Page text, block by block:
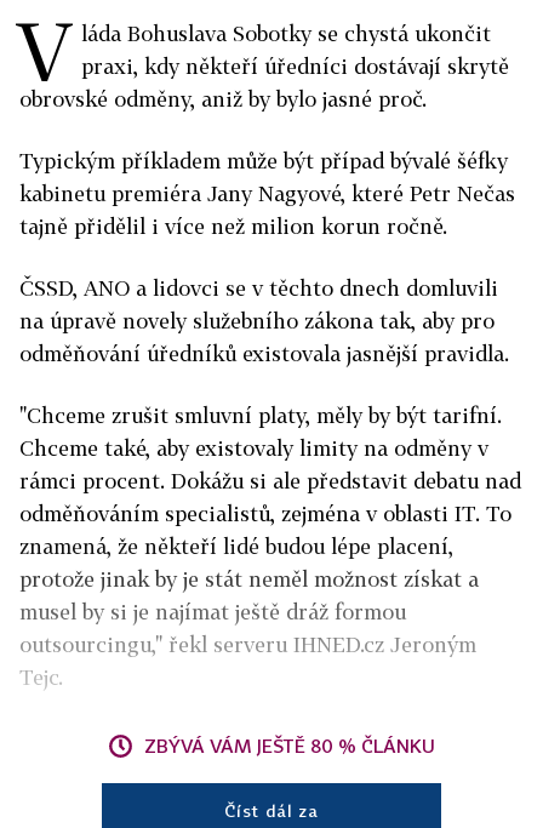
V láda Bohuslava Sobotky se chystá ukončit
praxi, kdy někteří úředníci dostávají skrytě
obrovské odměny, aniž by bylo jasné proč.
Typickým příkladem může být případ bývalé šéfky
kabinetu premiéra Jany Nagyové, které Petr Nečas
tajně přidělil i více než milion korun ročně.
ČSSD, ANO a lidovci se v těchto dnech domluvili
na úpravě novely služebního zákona tak, aby pro
odměňování úředníků existovala jasnější pravidla.
"Chceme zrušit smluvní platy, měly by být tarifní.
Chceme také, aby existovaly limity na odměny v
rámci procent. Dokážu si ale představit debatu nad
odměňováním specialistů, zejména v oblasti IT. To
znamená, že někteří lidé budou lépe placení,
protože jinak by je stát neměl možnost získat a
musel by si je najímat ještě dráž formou
outsourcingu," řekl serveru IHNED.cz Jeroným
Tejc.
ZBÝVÁ VÁM JEŠTĚ 80 % ČLÁNKU
Číst dál za